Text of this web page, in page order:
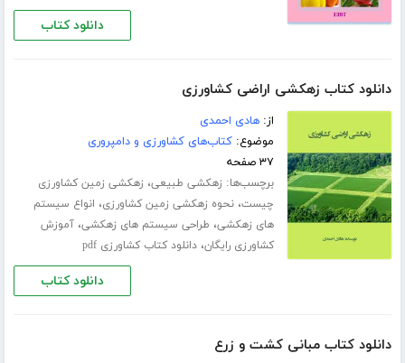
دانلود کتاب
دانلود کتاب زهکشی اراضی کشاورزی
از:هادی احمدی
موضوع:کتاب‌های کشاورزی و دامپروری
۳۷ صفحه
برچسب‌ها: زهکشی طبیعی، زهکشی زمین کشاورزی
چیست،نحوه زهکشی زمین کشاورزی، انواع سیستم
های زهکشی، طراحی سیستم های زهکشی،آموزش
کشاورزی رایگان،دانلود کتاب کشاورزی pdf
دانلود کتاب
دانلود کتاب مبانی کشت و زرع